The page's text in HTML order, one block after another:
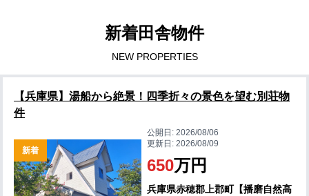
新着田舎物件
NEW PROPERTIES
【兵庫県】湯船から絶景！四季折々の景色を望む別荘物
件
新着
公開日:2026/08/06
更新日:2026/08/09
650万円
兵庫県赤穂郡上郡町【播磨自然高